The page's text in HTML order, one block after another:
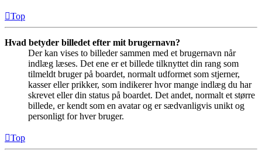
Top
Hvad betyder billedet efter mit brugernavn?
Der kan vises to billeder sammen med et brugernavn når
indlæg læses. Det ene er et billede tilknyttet din rang som
tilmeldt bruger på boardet, normalt udformet som stjerner,
kasser eller prikker, som indikerer hvor mange indlæg du har
skrevet eller din status på boardet. Det andet, normalt et større
billede, er kendt som en avatar og er sædvanligvis unikt og
personligt for hver bruger.
Top